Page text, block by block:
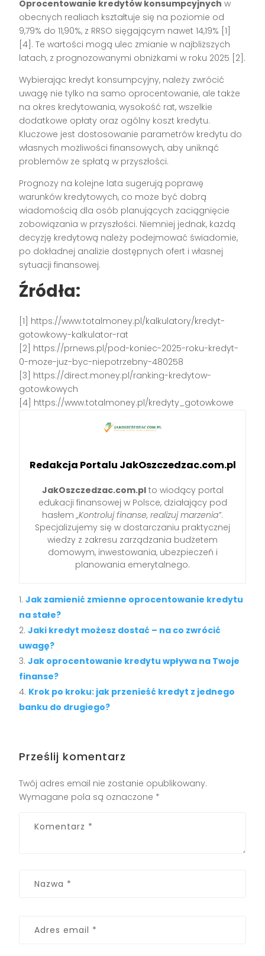
Oprocentowanie kredytów konsumpcyjnych w
obecnych realiach kształtuje się na poziomie od
9,79% do 11,90%, z RRSO sięgającym nawet 14,19% [1]
[4]. Te wartości mogą ulec zmianie w najbliższych
latach, z prognozowanymi obniżkami w roku 2025 [2].
Wybierając kredyt konsumpcyjny, należy zwrócić
uwagę nie tylko na samo oprocentowanie, ale także
na okres kredytowania, wysokość rat, wszelkie
dodatkowe opłaty oraz ogólny koszt kredytu.
Kluczowe jest dostosowanie parametrów kredytu do
własnych możliwości finansowych, aby uniknąć
problemów ze spłatą w przyszłości.
Prognozy na kolejne lata sugerują poprawę
warunków kredytowych, co może być dobrą
wiadomością dla osób planujących zaciągnięcie
zobowiązania w przyszłości. Niemniej jednak, każdą
decyzję kredytową należy podejmować świadomie,
po dokładnej analizie dostępnych ofert i własnej
sytuacji finansowej.
Źródła:
[1] https://www.totalmoney.pl/kalkulatory/kredyt-
gotowkowy-kalkulator-rat
[2] https://prnews.pl/pod-koniec-2025-roku-kredyt-
0-moze-juz-byc-niepotrzebny-480258
[3] https://direct.money.pl/ranking-kredytow-
gotowkowych
[4] https://www.totalmoney.pl/kredyty_gotowkowe
Redakcja Portalu JakOszczedzac.com.pl
JakOszczedzac.com.plto wiodący portal
edukacji finansowej w Polsce, działający pod
hasłem „Kontroluj finanse, realizuj marzenia”.
Specjalizujemy się w dostarczaniu praktycznej
wiedzy z zakresu zarządzania budżetem
domowym, inwestowania, ubezpieczeń i
planowania emerytalnego.
Jak zamienić zmienne oprocentowanie kredytu
na stałe?
Jaki kredyt możesz dostać – na co zwrócić
uwagę?
Jak oprocentowanie kredytu wpływa na Twoje
finanse?
Krok po kroku: jak przenieść kredyt z jednego
banku do drugiego?
Prześlij komentarz
Twój adres email nie zostanie opublikowany.
Wymagane pola są oznaczone *